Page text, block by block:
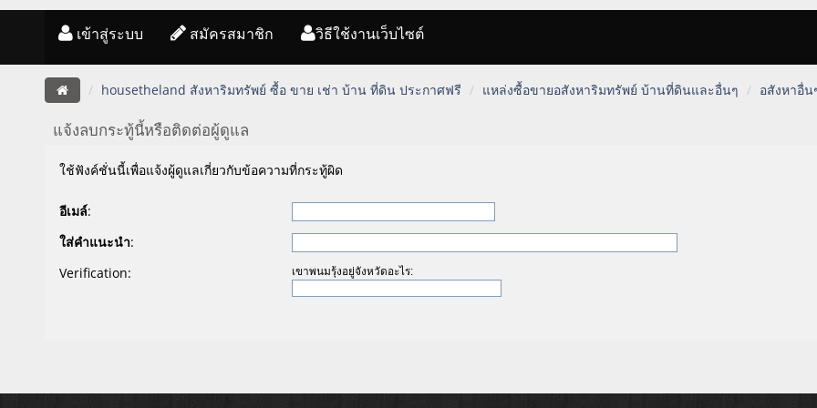
เข้าสู่ระบบ สมัครสมาชิก วิธีใช้งานเว็บไซต์
housetheland สังหาริมทรัพย์ ซื้อ ขาย เช่า บ้าน ที่ดิน ประกาศฟรี แหล่งซื้อขายอสังหาริมทรัพย์ บ้านที่ดินและอื่นๆ อสังหาอื่น
แจ้งลบกระทู้นี้หรือติดต่อผู้ดูแล
ใช้ฟังค์ชั่นนี้เพื่อแจ้งผู้ดูแลเกี่ยวกับข้อความที่กระทู้ผิด
อีเมล์:
ใส่คำแนะนำ:
Verification:
เขาพนมรุ้งอยู่จังหวัดอะไร: